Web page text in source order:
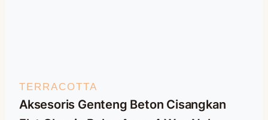
TERRACOTTA
Aksesoris Genteng Beton Cisangkan